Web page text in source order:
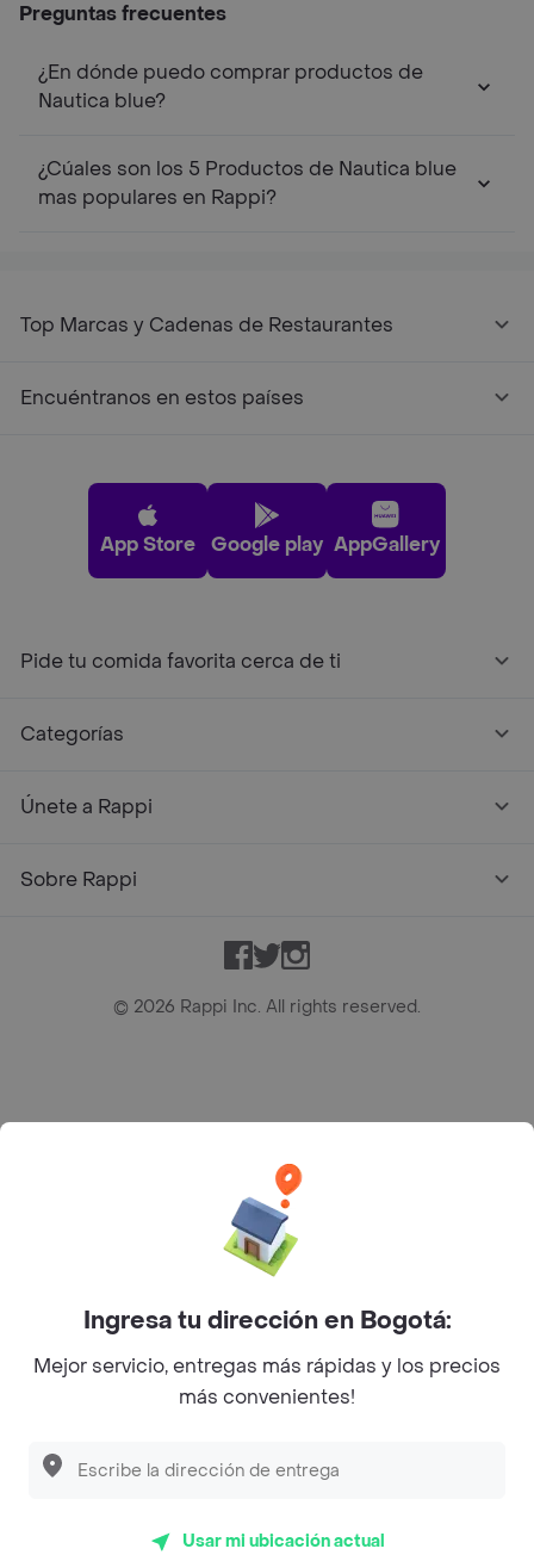
Preguntas frecuentes
¿En dónde puedo comprar productos de
Nautica blue?
¿Cúales son los 5 Productos de Nautica blue
mas populares en Rappi?
Top Marcas y Cadenas de Restaurantes
Encuéntranos en estos países
App Store Google play AppGallery
Pide tu comida favorita cerca de ti
Categorías
Únete a Rappi
Sobre Rappi
Facebook
TwitterInstagram
© 2026 Rappi Inc. All rights reserved.
Bogotá D.C. --- notificacionesrappi@rappi.com
Ingresa tu dirección en Bogotá:
Mejor servicio, entregas más rápidas y los precios
más convenientes!
Usar mi ubicación actual